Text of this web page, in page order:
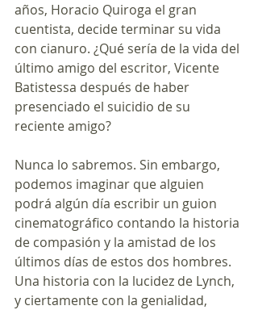
años, Horacio Quiroga el gran
cuentista, decide terminar su vida
con cianuro. ¿Qué sería de la vida del
último amigo del escritor, Vicente
Batistessa después de haber
presenciado el suicidio de su
reciente amigo?
Nunca lo sabremos. Sin embargo,
podemos imaginar que alguien
podrá algún día escribir un guion
cinematográfico contando la historia
de compasión y la amistad de los
últimos días de estos dos hombres.
Una historia con la lucidez de Lynch,
y ciertamente con la genialidad,